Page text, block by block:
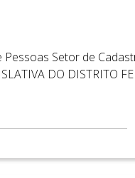
Pessoas Setor de
DO DISTRITO